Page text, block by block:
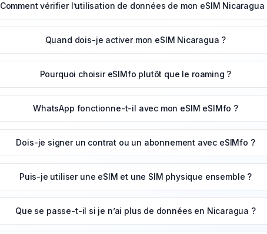
Comment vérifier l’utilisation de données de mon eSIM Nicaragua
Quand dois-je activer mon eSIM Nicaragua ?
Pourquoi choisir eSIMfo plutôt que le roaming ?
WhatsApp fonctionne-t-il avec mon eSIM eSIMfo ?
Dois-je signer un contrat ou un abonnement avec eSIMfo ?
Puis-je utiliser une eSIM et une SIM physique ensemble ?
Que se passe-t-il si je n’ai plus de données en Nicaragua ?